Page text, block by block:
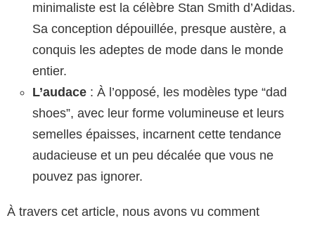
minimaliste est la célèbre Stan Smith d’Adidas.
Sa conception dépouillée, presque austère, a
conquis les adeptes de mode dans le monde
entier.
L’audace : À l’opposé, les modèles type “dad
shoes”, avec leur forme volumineuse et leurs
semelles épaisses, incarnent cette tendance
audacieuse et un peu décalée que vous ne
pouvez pas ignorer.
À travers cet article, nous avons vu comment